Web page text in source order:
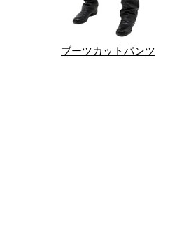
ブーツカットパンツ